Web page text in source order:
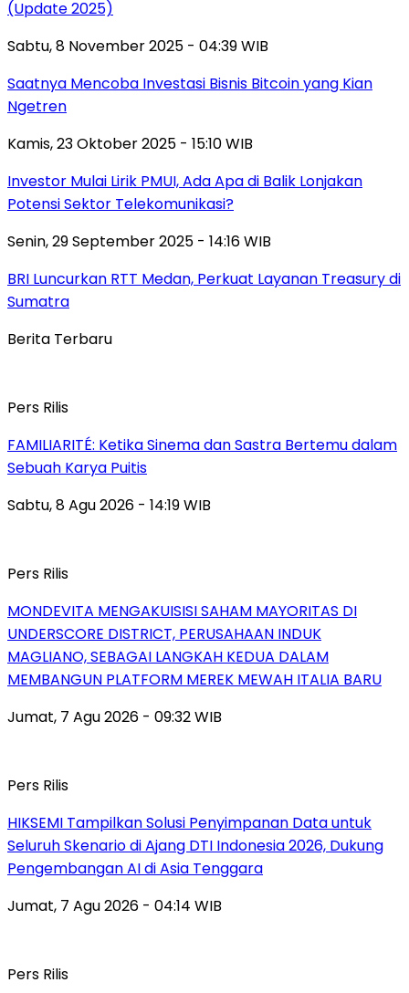
(Update 2025)
Sabtu, 8 November 2025 - 04:39 WIB
Saatnya Mencoba Investasi Bisnis Bitcoin yang Kian
Ngetren
Kamis, 23 Oktober 2025 - 15:10 WIB
Investor Mulai Lirik PMUI, Ada Apa di Balik Lonjakan
Potensi Sektor Telekomunikasi?
Senin, 29 September 2025 - 14:16 WIB
BRI Luncurkan RTT Medan, Perkuat Layanan Treasury di
Sumatra
Berita Terbaru
Pers Rilis
FAMILIARITÉ: Ketika Sinema dan Sastra Bertemu dalam
Sebuah Karya Puitis
Sabtu, 8 Agu 2026 - 14:19 WIB
Pers Rilis
MONDEVITA MENGAKUISISI SAHAM MAYORITAS DI
UNDERSCORE DISTRICT, PERUSAHAAN INDUK
MAGLIANO, SEBAGAI LANGKAH KEDUA DALAM
MEMBANGUN PLATFORM MEREK MEWAH ITALIA BARU
Jumat, 7 Agu 2026 - 09:32 WIB
Pers Rilis
HIKSEMI Tampilkan Solusi Penyimpanan Data untuk
Seluruh Skenario di Ajang DTI Indonesia 2026, Dukung
Pengembangan AI di Asia Tenggara
Jumat, 7 Agu 2026 - 04:14 WIB
Pers Rilis